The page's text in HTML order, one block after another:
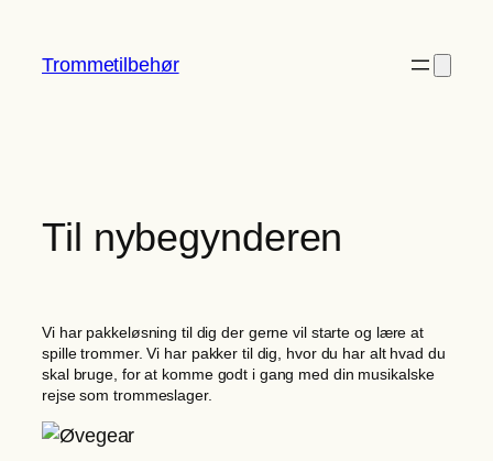
indhold
Trommetilbehør
Til nybegynderen
Vi har pakkeløsning til dig der gerne vil starte og lære at
spille trommer. Vi har pakker til dig, hvor du har alt hvad du
skal bruge, for at komme godt i gang med din musikalske
rejse som trommeslager.